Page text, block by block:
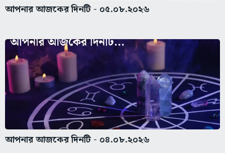
আপনার আজকের দিনটি - ০৫.০৮.২০২৬
আপনার আজকের দিনটি - ০৪.০৮.২০২৬